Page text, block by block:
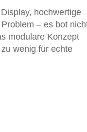
hochwertige
– es bot
modulare Konzept
wenig für echte